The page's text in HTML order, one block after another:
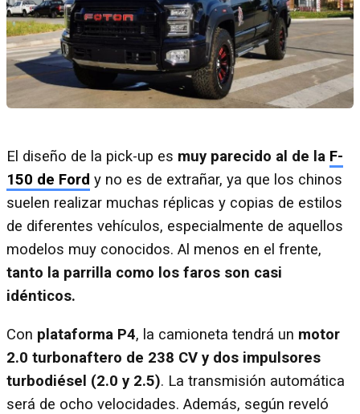
El diseño de la pick-up es muy parecido al de la F-
150 de Ford y no es de extrañar, ya que los chinos
suelen realizar muchas réplicas y copias de estilos
de diferentes vehículos, especialmente de aquellos
modelos muy conocidos. Al menos en el frente,
tanto la parrilla como los faros son casi
idénticos.
Con plataforma P4, la camioneta tendrá un motor
2.0 turbonaftero de 238 CV y dos impulsores
turbodiésel (2.0 y 2.5). La transmisión automática
será de ocho velocidades. Además, según reveló